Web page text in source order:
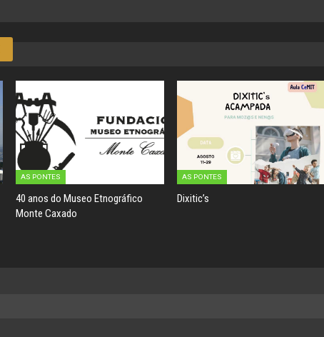
AS PONTES
40 anos do Museo Etnográfico
Monte Caxado
AS PONTES
Dixitic’s